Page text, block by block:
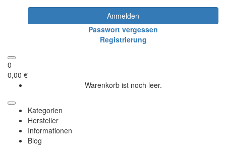
Anmelden
Passwort vergessen
Registrierung
0
0,00 €
Warenkorb ist noch leer.
Kategorien
Hersteller
Informationen
Blog